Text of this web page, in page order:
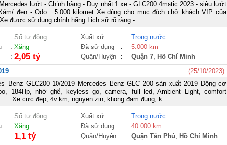
lướt - Chính hãng - Duy nhất 1 xe - GLC200 4matic 2023 - siêu lướt
đen - Odo : 5.000 kilomet Xe dùng cho mục đích chở khách VIP của
được sử dụng chính hãng Lịch sữ rõ ràng -
: Số tự động Xuất xứ :
Trong nước
: Xăng Đã sử dụng :
5.000 km
: 2,05 tỷ Quận/Huyện : Quận 7, Hồ Chí Minh
(25/10/2023)
GLC200 10/2019 Mercedes_Benz GLC 200 sản xuất 2019 Động cơ
184Hp, nhớ ghế, keyless go, camera, full led, Ambient Light, comfort
Xe cực đẹp, 4v km, nguyên zin, không đâm đụng, k
: Số tự động Xuất xứ :
Trong nước
: Xăng Đã sử dụng :
40.000 km
: 1,1 tỷ Quận/Huyện : Quận Tân Phú, Hồ Chí Minh